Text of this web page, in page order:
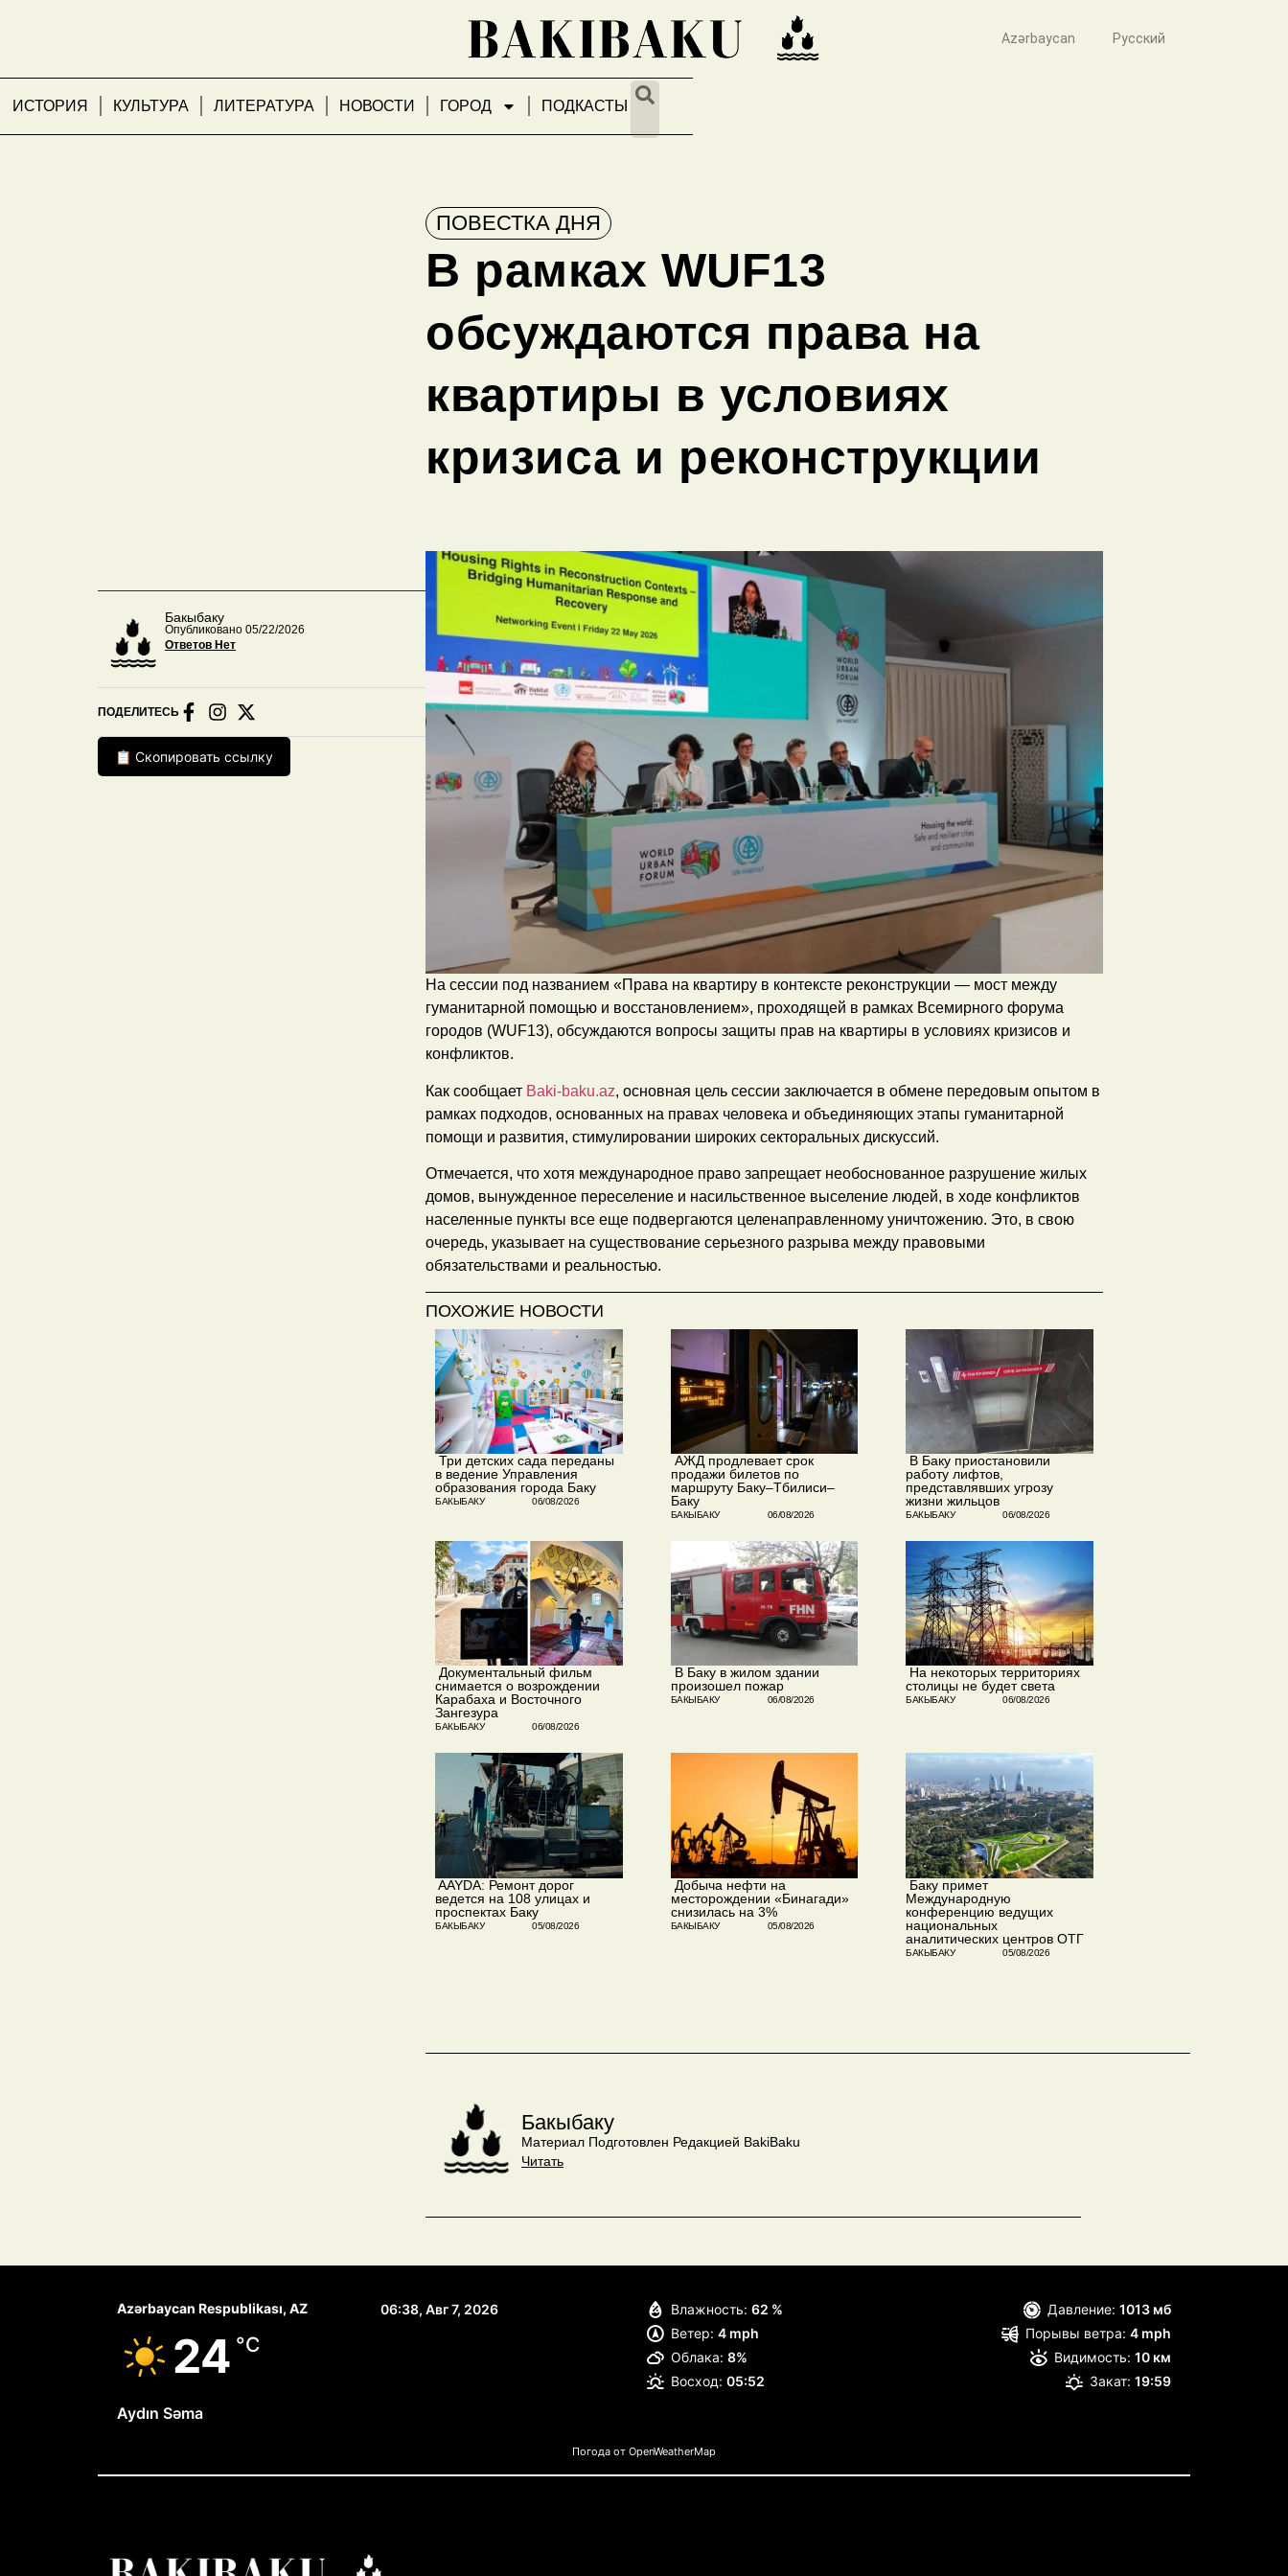
ИСТОРИЯ КУЛЬТУРА ЛИТЕРАТУРА НОВОСТИ ГОРОД ПОДКАСТЫ
Azərbaycan Русский
Бакыбаку
Опубликовано 05/22/2026
Ответов Нет
ПОДЕЛИТЕСЬ
📋 Скопировать ссылку
ПОВЕСТКА ДНЯ
В рамках WUF13
обсуждаются права на
квартиры в условиях
кризиса и реконструкции
На сессии под названием «Права на квартиру в контексте реконструкции — мост между
гуманитарной помощью и восстановлением», проходящей в рамках Всемирного форума
городов (WUF13), обсуждаются вопросы защиты прав на квартиры в условиях кризисов и
конфликтов.
Как сообщает Baki-baku.az, основная цель сессии заключается в обмене передовым опытом в
рамках подходов, основанных на правах человека и объединяющих этапы гуманитарной
помощи и развития, стимулировании широких секторальных дискуссий.
Отмечается, что хотя международное право запрещает необоснованное разрушение жилых
домов, вынужденное переселение и насильственное выселение людей, в ходе конфликтов
населенные пункты все еще подвергаются целенаправленному уничтожению. Это, в свою
очередь, указывает на существование серьезного разрыва между правовыми
обязательствами и реальностью.
ПОХОЖИЕ НОВОСТИ
​ Три детских сада переданы
в ведение Управления
образования города Баку
БАКЫБАКУ 06/08/2026
​ АЖД продлевает срок
продажи билетов по
маршруту Баку–Тбилиси–
Баку
БАКЫБАКУ 06/08/2026
​ В Баку приостановили
работу лифтов,
представлявших угрозу
жизни жильцов
БАКЫБАКУ 06/08/2026
​ Документальный фильм
снимается о возрождении
Карабаха и Восточного
Зангезура
БАКЫБАКУ 06/08/2026
​ В Баку в жилом здании
произошел пожар
БАКЫБАКУ 06/08/2026
​ На некоторых территориях
столицы не будет света
БАКЫБАКУ 06/08/2026
​ AAYDA: Ремонт дорог
ведется на 108 улицах и
проспектах Баку
БАКЫБАКУ 05/08/2026
​ Добыча нефти на
месторождении «Бинагади»
снизилась на 3%
БАКЫБАКУ 05/08/2026
​ Баку примет
Международную
конференцию ведущих
национальных
аналитических центров ОТГ
БАКЫБАКУ 05/08/2026
Бакыбаку
Материал Подготовлен Редакцией BakiBaku
Читать
Azərbaycan Respublikası, AZ 06:38, Авг 7, 2026
24 °C
Aydın Səma
Влажность: 62 % Давление: 1013 мб
Ветер: 4 mph Порывы ветра: 4 mph
Облака: 8% Видимость: 10 км
Восход: 05:52 Закат: 19:59
Погода от OpenWeatherMap